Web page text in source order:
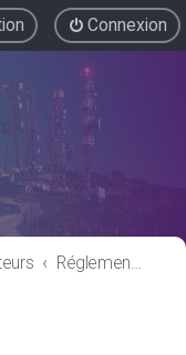
Connexion
Réglementation